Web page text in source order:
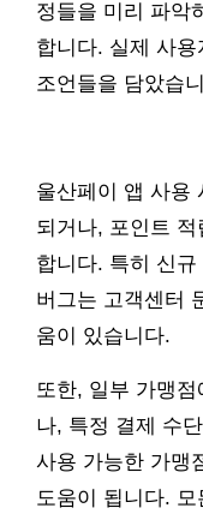
정들을 미리 파악
합니다. 실제 사
조언들을 담았습
울산페이 앱 사용
되거나, 포인트
합니다. 특히 신
버그는 고객센터
움이 있습니다.
또한, 일부 가맹
나, 특정 결제 수
사용 가능한 가맹
도움이 됩니다.